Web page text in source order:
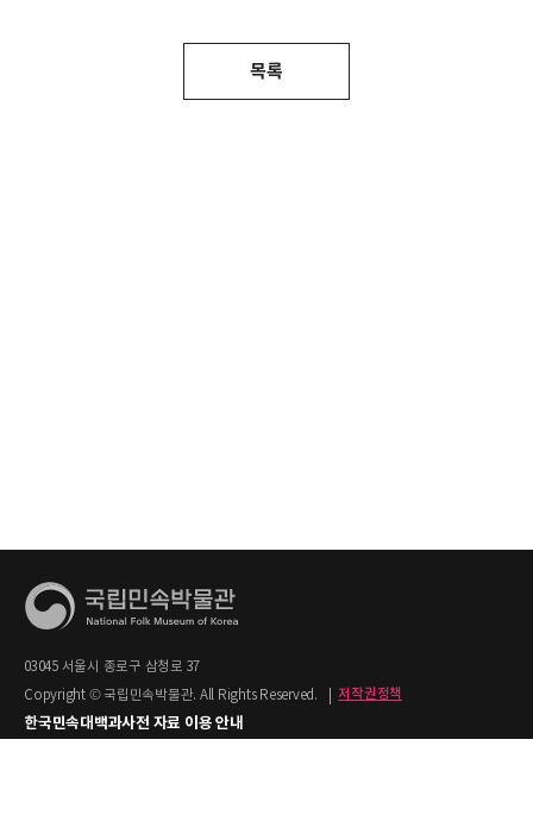
목록
03045 서울시 종로구 삼청로 37
Copyright © 국립민속박물관. All Rights Reserved.
저작권정책
한국민속대백과사전 자료 이용 안내